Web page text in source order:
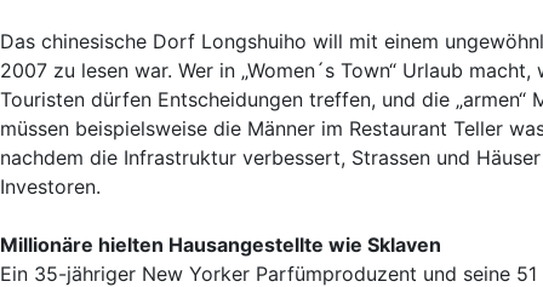
Das chinesische Dorf Longshuiho will mit einem
2007 zu lesen war. Wer in „Women´s Town“ Urlaub
Touristen dürfen Entscheidungen treffen, und die
müssen beispielsweise die Männer im Restaurant Teller
nachdem die Infrastruktur verbessert, Strassen und
Investoren.
Millionäre hielten Hausangestellte wie Sklaven
Ein 35-jähriger New Yorker Parfümproduzent und seine